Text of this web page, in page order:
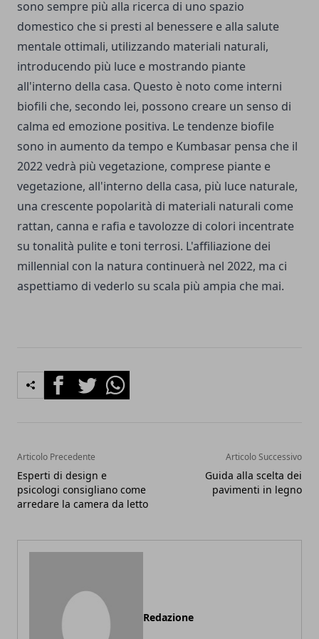
sono sempre più alla ricerca di uno spazio
domestico che si presti al benessere e alla salute
mentale ottimali, utilizzando materiali naturali,
introducendo più luce e mostrando piante
all'interno della casa. Questo è noto come interni
biofili che, secondo lei, possono creare un senso di
calma ed emozione positiva. Le tendenze biofile
sono in aumento da tempo e Kumbasar pensa che il
2022 vedrà più vegetazione, comprese piante e
vegetazione, all'interno della casa, più luce naturale,
una crescente popolarità di materiali naturali come
rattan, canna e rafia e tavolozze di colori incentrate
su tonalità pulite e toni terrosi. L'affiliazione dei
millennial con la natura continuerà nel 2022, ma ci
aspettiamo di vederlo su scala più ampia che mai.
FacebookTwitterWhatsapp
Articolo Precedente
Esperti di design e
psicologi consigliano come
arredare la camera da letto
Articolo Successivo
Guida alla scelta dei
pavimenti in legno
Redazione